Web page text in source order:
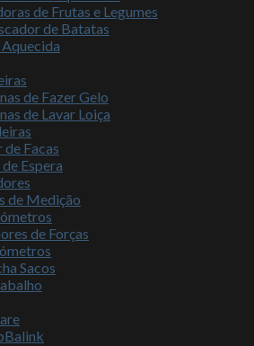
de Frutas e Legumes
de Batatas
de Fazer Gelo
de Lavar Loiça
Facas
Espera
de Medição
de Forças
Sacos